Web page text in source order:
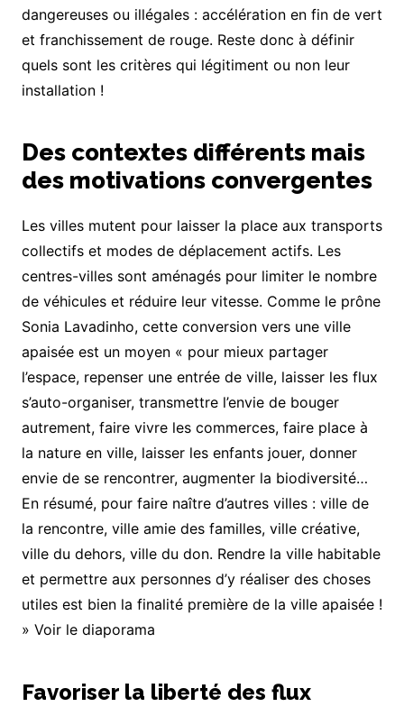
dangereuses ou illégales : accélération en fin de vert
et franchissement de rouge. Reste donc à définir
quels sont les critères qui légitiment ou non leur
installation !
Des contextes différents mais
des motivations convergentes
Les villes mutent pour laisser la place aux transports
collectifs et modes de déplacement actifs. Les
centres-villes sont aménagés pour limiter le nombre
de véhicules et réduire leur vitesse. Comme le prône
Sonia Lavadinho, cette conversion vers une ville
apaisée est un moyen « pour mieux partager
l’espace, repenser une entrée de ville, laisser les flux
s’auto-organiser, transmettre l’envie de bouger
autrement, faire vivre les commerces, faire place à
la nature en ville, laisser les enfants jouer, donner
envie de se rencontrer, augmenter la biodiversité…
En résumé, pour faire naître d’autres villes : ville de
la rencontre, ville amie des familles, ville créative,
ville du dehors, ville du don. Rendre la ville habitable
et permettre aux personnes d’y réaliser des choses
utiles est bien la finalité première de la ville apaisée !
» Voir le diaporama
Favoriser la liberté des flux